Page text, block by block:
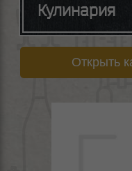
Кулинария
Открыть